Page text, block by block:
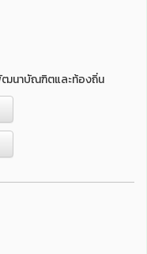
ฒนาบัณฑิตและท้องถิ่น